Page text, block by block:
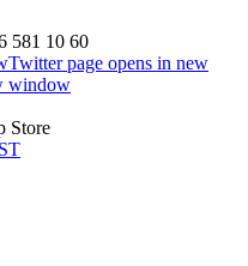
581 10 60
Twitter page opens in new
window
Store